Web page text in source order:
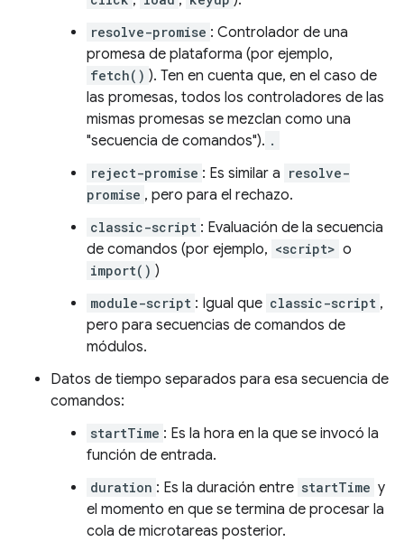
resolve-promise : Controlador de una
promesa de plataforma (por ejemplo,
fetch() ). Ten en cuenta que, en el caso de
las promesas, todos los controladores de las
mismas promesas se mezclan como una
"secuencia de comandos"). .
reject-promise : Es similar a resolve-
promise , pero para el rechazo.
classic-script : Evaluación de la secuencia
de comandos (por ejemplo, <script> o
import() )
module-script : Igual que classic-script ,
pero para secuencias de comandos de
módulos.
Datos de tiempo separados para esa secuencia de
comandos:
startTime : Es la hora en la que se invocó la
función de entrada.
duration : Es la duración entre startTime y
el momento en que se termina de procesar la
cola de microtareas posterior.